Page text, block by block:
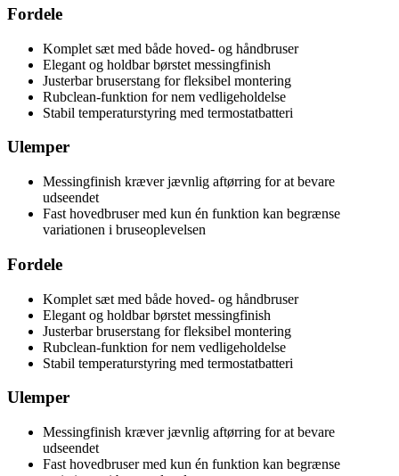
Fordele
Komplet sæt med både hoved- og håndbruser
Elegant og holdbar børstet messingfinish
Justerbar bruserstang for fleksibel montering
Rubclean-funktion for nem vedligeholdelse
Stabil temperaturstyring med termostatbatteri
Ulemper
Messingfinish kræver jævnlig aftørring for at bevare
udseendet
Fast hovedbruser med kun én funktion kan begrænse
variationen i bruseoplevelsen
Fordele
Komplet sæt med både hoved- og håndbruser
Elegant og holdbar børstet messingfinish
Justerbar bruserstang for fleksibel montering
Rubclean-funktion for nem vedligeholdelse
Stabil temperaturstyring med termostatbatteri
Ulemper
Messingfinish kræver jævnlig aftørring for at bevare
udseendet
Fast hovedbruser med kun én funktion kan begrænse